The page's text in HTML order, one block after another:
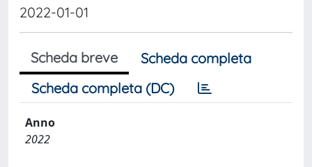
2022-01-01
Scheda breve
Scheda completa
Scheda completa (DC)
Anno
2022